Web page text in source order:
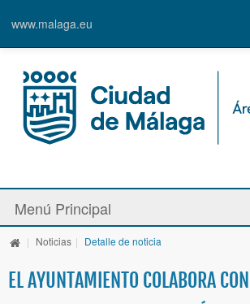
www.malaga.eu
Inscripción en
Menú Principal
Información y Recursos
Actividades y Programas
| Noticias | Detalle de noticia
EL AYUNTAMIENTO COLABORA